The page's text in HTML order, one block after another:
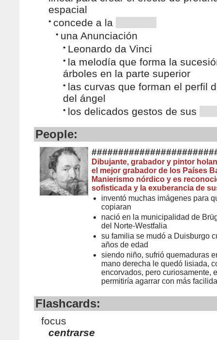
espacial
• concede a la
• una Anunciación
• Leonardo da Vinci
• la melodía que forma la
árboles en la parte superior
• las curvas que forman el perfil
del ángel
• los delicados gestos de sus
People:
Dibujante, grabador y pintor
el mejor grabador de los Países
Manierismo nórdico y es
sofisticada y la exuberancia de
inventó muchas imágenes para
copiaran
nació en la municipalidad de
del Norte-Westfalia
su familia se mudó a Duisburgo
años de edad
siendo niño, sufrió quemaduras
mano derecha le quedó lisiada,
encorvados, pero curiosamente,
permitiría agarrar con más
Flashcards:
focus
centrarse